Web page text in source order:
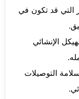
التي قد تكون في
الإنشائي
التوصيلات